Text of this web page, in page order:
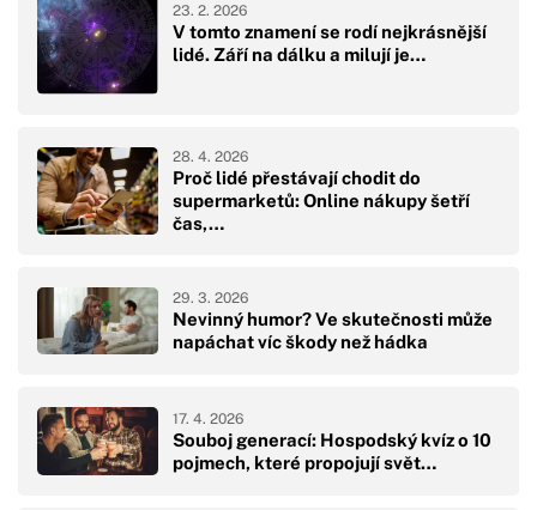
V tomto znamení se rodí nejkrásnější
lidé. Září na dálku a milují je…
23. 2. 2026
Proč lidé přestávají chodit do
supermarketů: Online nákupy šetří
čas,…
28. 4. 2026
Nevinný humor? Ve skutečnosti může
napáchat víc škody než hádka
29. 3. 2026
Souboj generací: Hospodský kvíz o 10
pojmech, které propojují svět…
17. 4. 2026